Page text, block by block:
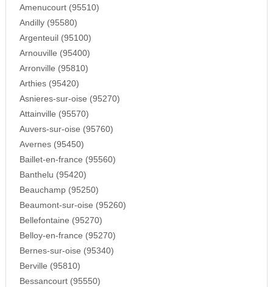
Amenucourt (95510)
Andilly (95580)
Argenteuil (95100)
Arnouville (95400)
Arronville (95810)
Arthies (95420)
Asnieres-sur-oise (95270)
Attainville (95570)
Auvers-sur-oise (95760)
Avernes (95450)
Baillet-en-france (95560)
Banthelu (95420)
Beauchamp (95250)
Beaumont-sur-oise (95260)
Bellefontaine (95270)
Belloy-en-france (95270)
Bernes-sur-oise (95340)
Berville (95810)
Bessancourt (95550)